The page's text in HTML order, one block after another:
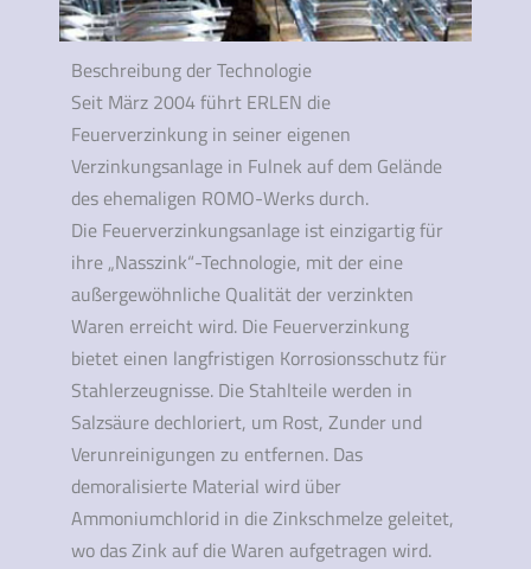
Beschreibung der Technologie
Seit März 2004 führt ERLEN die
Feuerverzinkung in seiner eigenen
Verzinkungsanlage in Fulnek auf dem Gelände
des ehemaligen ROMO-Werks durch.
Die Feuerverzinkungsanlage ist einzigartig für
ihre „Nasszink“-Technologie, mit der eine
außergewöhnliche Qualität der verzinkten
Waren erreicht wird. Die Feuerverzinkung
bietet einen langfristigen Korrosionsschutz für
Stahlerzeugnisse. Die Stahlteile werden in
Salzsäure dechloriert, um Rost, Zunder und
Verunreinigungen zu entfernen. Das
demoralisierte Material wird über
Ammoniumchlorid in die Zinkschmelze geleitet,
wo das Zink auf die Waren aufgetragen wird.